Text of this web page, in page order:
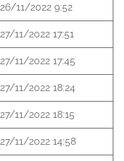
26/11/2022 9:52
27/11/2022 17:51
27/11/2022 17:45
27/11/2022 18:24
27/11/2022 18:15
27/11/2022 14:58